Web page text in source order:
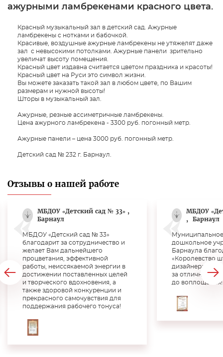
ажурными ламбрекенами красного цвета.
Красный музыкальный зал в детский сад. Ажурные
ламбрекены с нотками и бабочкой.
Красивые, воздушные ажурные ламбрекены не утяжелят даже
зал с невысокими потолками. Ажурные панели зрительно
увеличат высоту помещения.
Красный цвет издавна считается цветом праздника и красоты!
Красный цвет на Руси это символ жизни.
Вы можете заказать такой зал в любом цвете, по Вашим
размерам и нужной высоты!
Шторы в музыкальный зал.
Ажурные, резные ассиметричные ламбрекены.
Цена ажурного ламбрекена - 3300 руб. погонный метр.
Ажурные панели – цена 3000 руб. погонный метр.
Детский сад № 232 г. Барнаул.
Отзывы о нашей работе
МБДОУ «Детский сад № 33» ,
Барнаул
МБДОУ «Детский сад № 33»
благодарит за сотрудничество и
желает Вам дальнейшего
процветания, эффективной
работы, неиссякаемой энергии в
достижении поставленных целей
и творческого вдохновения, а
также здоровой конкуренции и
прекрасного самочувствия для
поддержания рабочего тонуса!
МБДОУ
,
Барнаул
дошкольное
Барнаула
«Королевство
дизайнера
за отличную
до